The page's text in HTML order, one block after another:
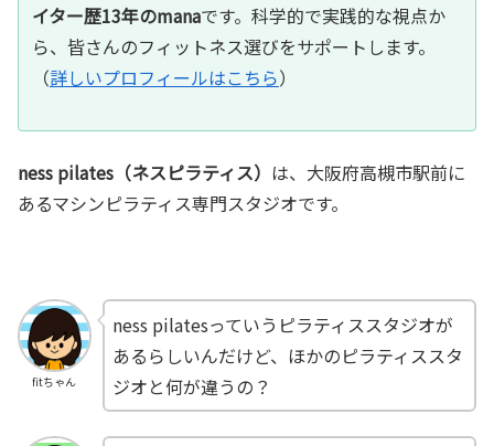
イター歴13年のmanaです。科学的で実践的な視点か
ら、皆さんのフィットネス選びをサポートします。
（詳しいプロフィールはこちら）
ness pilates（ネスピラティス） は、大阪府高槻市駅前に
あるマシンピラティス専門スタジオです。
fitちゃん
ness pilatesっていうピラティススタジオが
あるらしいんだけど、ほかのピラティススタ
ジオと何が違うの？